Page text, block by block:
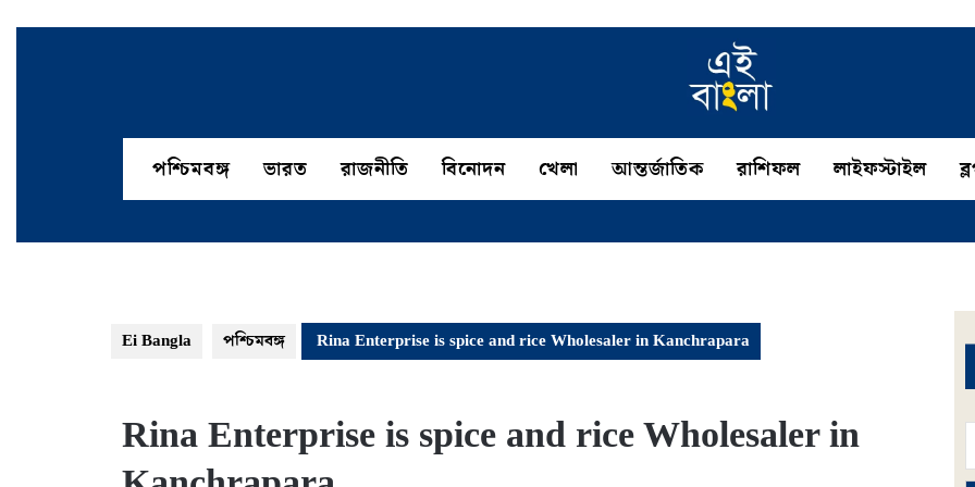
পশ্চিমবঙ্গ ভারত রাজনীতি বিনোদন খেলা আন্তর্জাতিক রাশিফল লাইফস্টাইল
Ei Bangla পশ্চিমবঙ্গ Rina Enterprise is spice and rice Wholesaler in Kanchrapara
Rina Enterprise is spice and rice Wholesaler in